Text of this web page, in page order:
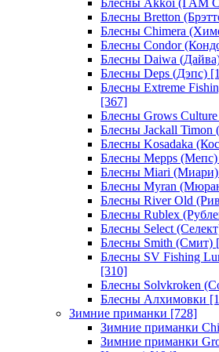
Блесны Akkoi (I AM
Блесны Bretton
Блесны Chimera
Блесны Condor
Блесны Daiwa
Блесны Deps (Дэпс)
Блесны Extreme
[367]
Блесны Grows Culture
Блесны Jackall
Блесны Kosadaka
Блесны Mepps (Мепс)
Блесны Miari (Миари)
Блесны Myran
Блесны River Old
Блесны Rublex
Блесны Select
Блесны Smith (Смит)
Блесны SV Fishing
[310]
Блесны Solvkroken
Блесны Алхимовки
Зимние приманки [728]
Зимние приманки
Зимние приманки